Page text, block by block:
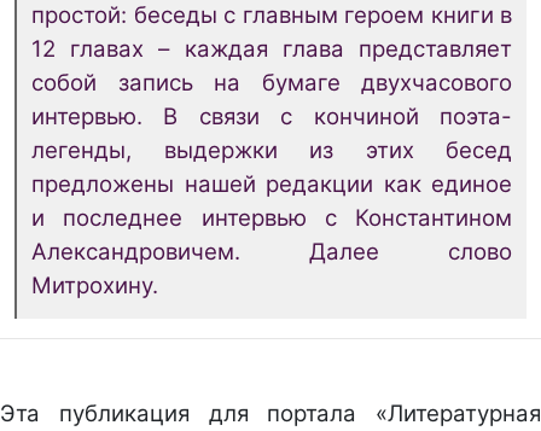
простой: беседы с главным героем книги в
12 главах – каждая глава представляет
собой запись на бумаге двухчасового
интервью. В связи с кончиной поэта-
легенды, выдержки из этих бесед
предложены нашей редакции как единое
и последнее интервью с Константином
Александровичем. Далее слово
Митрохину.
Эта публикация для портала «Литературная